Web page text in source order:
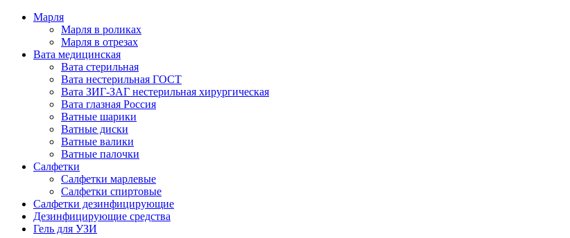
Марля
Марля в роликах
Марля в отрезах
Вата медицинская
Вата стерильная
Вата нестерильная ГОСТ
Вата ЗИГ-ЗАГ нестерильная хирургическая
Вата глазная Россия
Ватные шарики
Ватные диски
Ватные валики
Ватные палочки
Салфетки
Салфетки марлевые
Салфетки спиртовые
Салфетки дезинфицирующие
Дезинфицирующие средства
Гель для УЗИ